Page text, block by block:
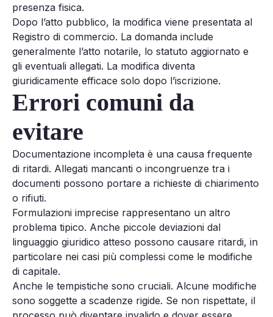
presenza fisica.
Dopo l’atto pubblico, la modifica viene presentata al
Registro di commercio. La domanda include
generalmente l’atto notarile, lo statuto aggiornato e
gli eventuali allegati. La modifica diventa
giuridicamente efficace solo dopo l’iscrizione.
Errori comuni da
evitare
Documentazione incompleta è una causa frequente
di ritardi. Allegati mancanti o incongruenze tra i
documenti possono portare a richieste di chiarimento
o rifiuti.
Formulazioni imprecise rappresentano un altro
problema tipico. Anche piccole deviazioni dal
linguaggio giuridico atteso possono causare ritardi, in
particolare nei casi più complessi come le modifiche
di capitale.
Anche le tempistiche sono cruciali. Alcune modifiche
sono soggette a scadenze rigide. Se non rispettate, il